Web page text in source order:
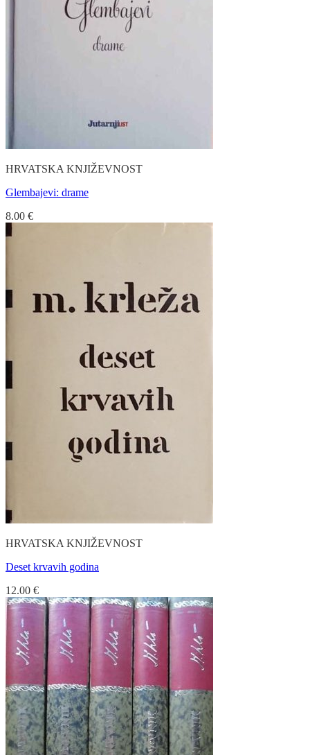
HRVATSKA KNJIŽEVNOST
Glembajevi: drame
8.00 €
HRVATSKA KNJIŽEVNOST
Deset krvavih godina
12.00 €